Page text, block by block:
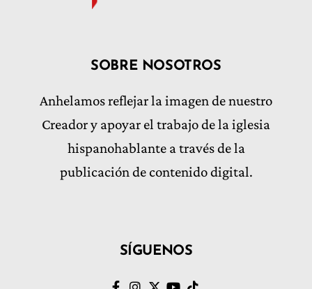
SOBRE NOSOTROS
Anhelamos reflejar la imagen de nuestro
Creador y apoyar el trabajo de la iglesia
hispanohablante a través de la
publicación de contenido digital.
SÍGUENOS